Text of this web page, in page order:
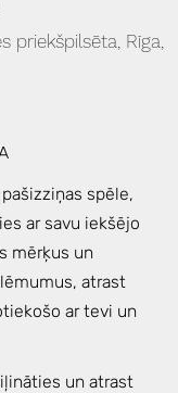
priekšpilsēta, Rīga,
spēle,
ar savu iekšējo
mērķus un
atrast
ar tevi un
un atrast